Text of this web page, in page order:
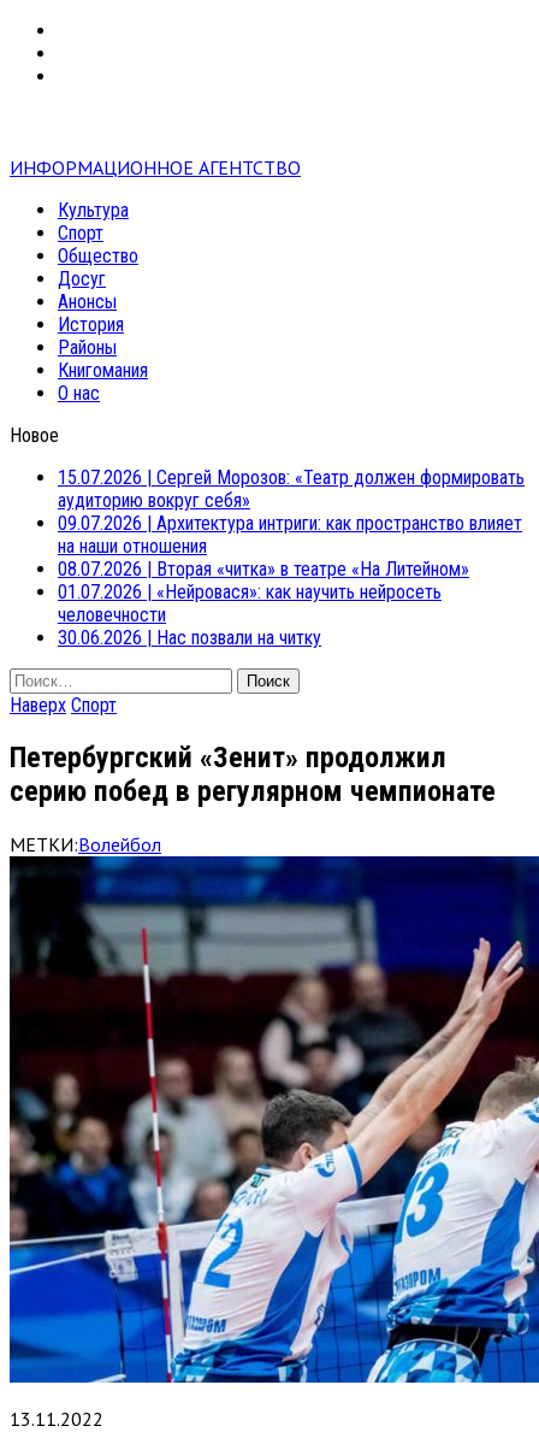
ИНФОРМАЦИОННОЕ АГЕНТСТВО
Культура
Спорт
Общество
Досуг
Анонсы
История
Районы
Книгомания
О нас
Новое
15.07.2026 | Сергей Морозов: «Театр должен формировать
аудиторию вокруг себя»
09.07.2026 | Архитектура интриги: как пространство влияет
на наши отношения
08.07.2026 | Вторая «читка» в театре «На Литейном»
01.07.2026 | «Нейровася»: как научить нейросеть
человечности
30.06.2026 | Нас позвали на читку
Найти:
Наверх Спорт
Петербургский «Зенит» продолжил
серию побед в регулярном чемпионате
МЕТКИ:Волейбол
13.11.2022